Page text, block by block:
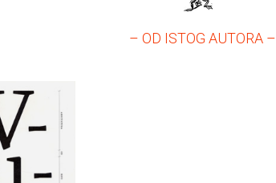
– OD ISTOG AUTORA –